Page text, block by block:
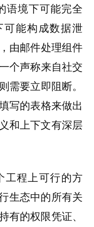
语境下可能完全
能构成数据泄
由邮件处理组件
个声称来自社交
需要立即阻断。
写的表格来做出
和上下文有深层
工程上可行的方
生态中的所有关
的权限凭证、